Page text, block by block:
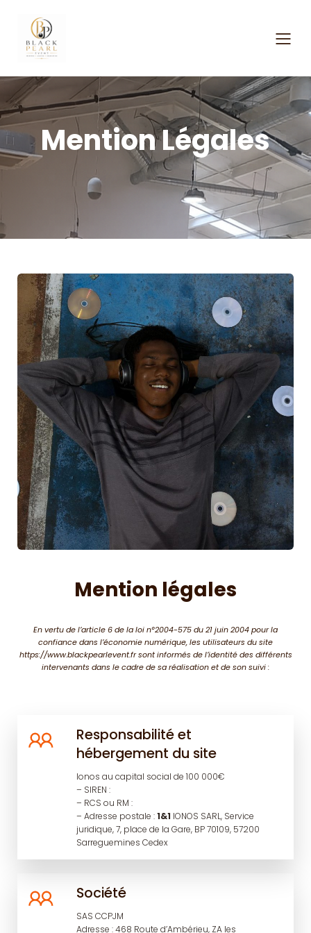
Mention Légales
Mention légales
En vertu de l’article 6 de la loi n°2004-575 du 21 juin 2004 pour la
confiance dans l’économie numérique, les utilisateurs du site
https://www.blackpearlevent.fr sont informés de l’identité des différents
intervenants dans le cadre de sa réalisation et de son suivi :
Responsabilité et
hébergement du site
Ionos au capital social de 100 000€
– SIREN :
– RCS ou RM :
– Adresse postale :1&1 IONOS SARL, Service
juridique, 7, place de la Gare, BP 70109, 57200
Sarreguemines Cedex
Société
SAS CCPJM
Adresse : 468 Route d’Ambérieu, ZA les